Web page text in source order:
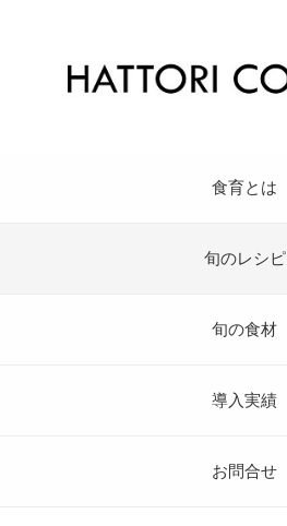
食育とは
旬のレシピ
旬の食材
導入実績
お問合せ